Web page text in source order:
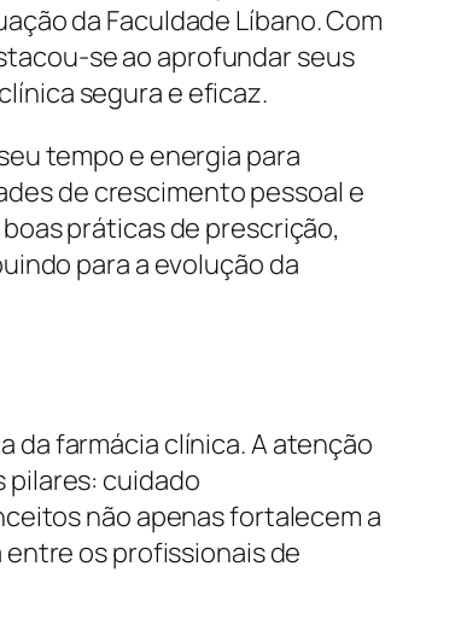
da Faculdade Líbano. Com
se ao aprofundar seus
segura e eficaz.
tempo e energia para
de crescimento pessoal e
práticas de prescrição,
para a evolução da
da farmácia clínica. A atenção
pilares: cuidado
não apenas fortalecem a
os profissionais de